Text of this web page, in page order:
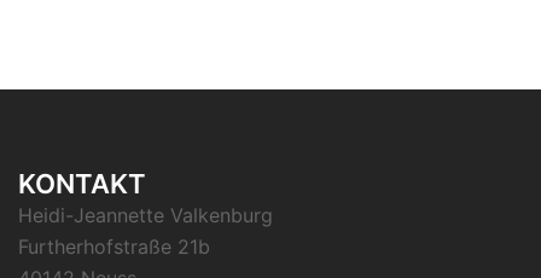
KONTAKT
Heidi-Jeannette Valkenburg
Furtherhofstraße 21b